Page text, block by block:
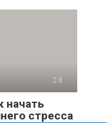
0
начать
стресса